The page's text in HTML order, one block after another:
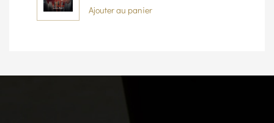
Ajouter au panier